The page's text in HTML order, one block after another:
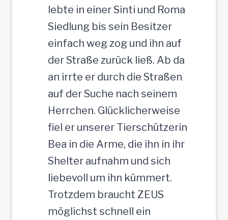
r
J
u
n
g
-
R
ü
d
e
,
3
5
lebte in einer Sinti und Roma
Siedlung bis sein Besitzer
einfach weg zog und ihn auf
der Straße zurück ließ. Ab da
an irrte er durch die Straßen
auf der Suche nach seinem
Herrchen. Glücklicherweise
fiel er unserer Tierschützerin
Bea in die Arme, die ihn in ihr
Shelter aufnahm und sich
liebevoll um ihn kümmert.
Trotzdem braucht ZEUS
möglichst schnell ein